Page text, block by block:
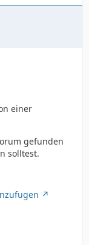
einer
gefunden
solltest.